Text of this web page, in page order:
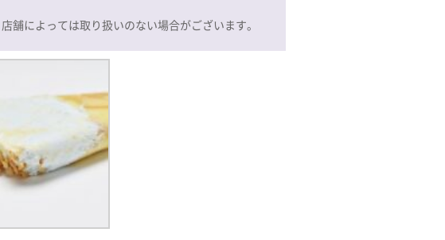
舗によっては取り扱いのない場合がございます。